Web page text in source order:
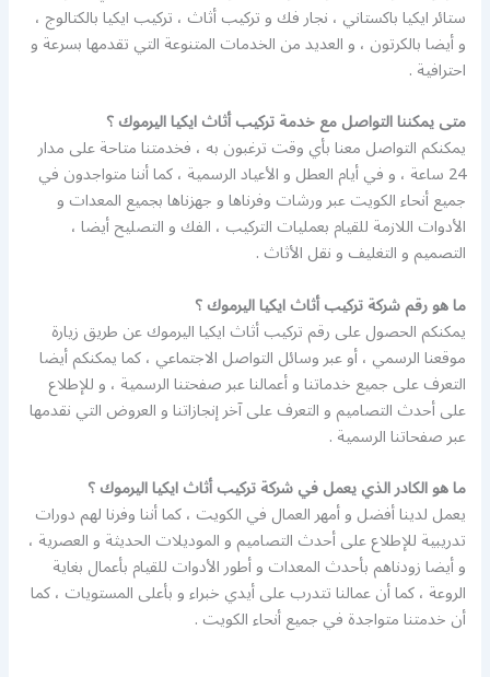
ستائر ايكيا باكستاني ، نجار فك و تركيب أثاث ، تركيب ايكيا بالكتالوج ،
و أيضا بالكرتون ، و العديد من الخدمات المتنوعة التي تقدمها بسرعة و
احترافية .
متى يمكننا التواصل مع خدمة تركيب أثاث ايكيا اليرموك ؟
يمكنكم التواصل معنا بأي وقت ترغبون به ، فخدمتنا متاحة على مدار
24 ساعة ، و في أيام العطل و الأعياد الرسمية ، كما أننا متواجدون في
جميع أنحاء الكويت عبر ورشات وفرناها و جهزناها بجميع المعدات و
الأدوات اللازمة للقيام بعمليات التركيب ، الفك و التصليح أيضا ،
التصميم و التغليف و نقل الأثاث .
ما هو رقم شركة تركيب أثاث ايكيا اليرموك ؟
يمكنكم الحصول على رقم تركيب أثاث ايكيا اليرموك عن طريق زيارة
موقعنا الرسمي ، أو عبر وسائل التواصل الاجتماعي ، كما يمكنكم أيضا
التعرف على جميع خدماتنا و أعمالنا عبر صفحتنا الرسمية ، و للإطلاع
على أحدث التصاميم و التعرف على آخر إنجازاتنا و العروض التي نقدمها
عبر صفحاتنا الرسمية .
ما هو الكادر الذي يعمل في شركة تركيب أثاث ايكيا اليرموك ؟
يعمل لدينا أفضل و أمهر العمال في الكويت ، كما أننا وفرنا لهم دورات
تدريبية للإطلاع على أحدث التصاميم و الموديلات الحديثة و العصرية ،
و أيضا زودناهم بأحدث المعدات و أطور الأدوات للقيام بأعمال بغاية
الروعة ، كما أن عمالنا تتدرب على أيدي خبراء و بأعلى المستويات ، كما
أن خدمتنا متواجدة في جميع أنحاء الكويت .